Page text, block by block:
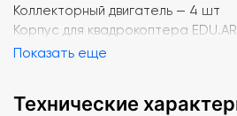
Коллекторный двигатель — 4 шт
Корпус для квадрокоптера
Показать еще
Технические